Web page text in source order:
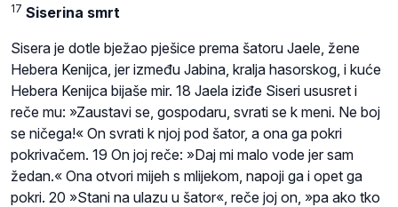
17 Siserina smrt
Sisera je dotle bježao pješice prema šatoru Jaele, žene
Hebera Kenijca, jer između Jabina, kralja hasorskog, i kuće
Hebera Kenijca bijaše mir. 18 Jaela iziđe Siseri ususret i
reče mu: »Zaustavi se, gospodaru, svrati se k meni. Ne boj
se ničega!« On svrati k njoj pod šator, a ona ga pokri
pokrivačem. 19 On joj reče: »Daj mi malo vode jer sam
žedan.« Ona otvori mijeh s mlijekom, napoji ga i opet ga
pokri. 20 »Stani na ulazu u šator«, reče joj on, »pa ako tko